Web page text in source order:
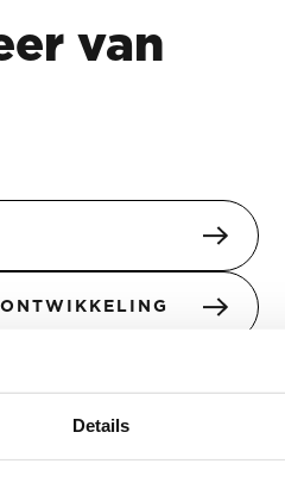
Details
van